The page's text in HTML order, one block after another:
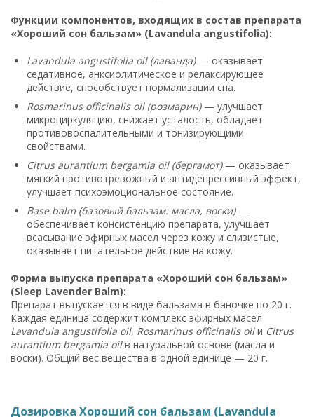
Функции компонентов, входящих в состав препарата
«Хороший сон бальзам» (Lavandula angustifolia):
Lavandula angustifolia oil (лаванда)— оказывает
седативное, анксиолитическое и релаксирующее
действие, способствует нормализации сна.
Rosmarinus officinalis oil (розмарин)— улучшает
микроциркуляцию, снижает усталость, обладает
противовоспалительными и тонизирующими
свойствами.
Citrus aurantium bergamia oil (бергамот)— оказывает
мягкий противотревожный и антидепрессивный эффект,
улучшает психоэмоциональное состояние.
Base balm (базовый бальзам: масла, воски)—
обеспечивает консистенцию препарата, улучшает
всасывание эфирных масел через кожу и слизистые,
оказывает питательное действие на кожу.
Форма выпуска препарата «Хороший сон бальзам»
(Sleep Lavender Balm):
Препарат выпускается в виде бальзама в баночке по 20 г.
Каждая единица содержит комплекс эфирных масел
Lavandula angustifolia oil, Rosmarinus officinalis oilи Citrus
aurantium bergamia oilв натуральной основе (масла и
воски). Общий вес вещества в одной единице — 20 г.
Дозировка Хороший сон бальзам (Lavandula